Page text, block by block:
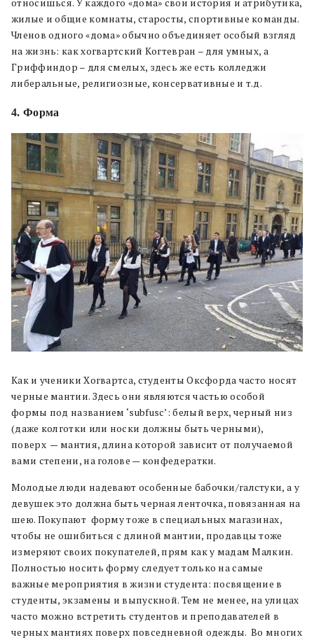
относишься. У каждого «дома» свои история и атрибутика,
жилые и общие комнаты, старосты, спортивные команды.
Членов одного «дома» обычно объединяет особый взгляд
на жизнь: как хогвартский Когтевран – для умных, а
Гриффиндор – для смелых, здесь же есть колледжи
либеральные, религиозные, консервативные и т.д.
4. Форма
Как и ученики Хогвартса, студенты Оксфорда часто носят
черные мантии. Здесь они являются частью особой
формы под названием ‘subfusc’: белый верх, черный низ
(даже колготки или носки должны быть черными),
поверх — мантия, длина которой зависит от получаемой
вами степени, на голове — конфедератки.
Молодые люди надевают особенные бабочки/галстуки, а у
девушек это должна быть черная ленточка, повязанная на
шею. Покупают форму тоже в специальных магазинах,
чтобы не ошибиться с длиной мантии, продавцы тоже
измеряют своих покупателей, прям как у мадам Малкин.
Полностью носить форму следует только на самые
важные мероприятия в жизни студента: посвящение в
студенты, экзамены и выпускной. Тем не менее, на улицах
часто можно встретить студентов и преподавателей в
черных мантиях поверх повседневной одежды. Во многих